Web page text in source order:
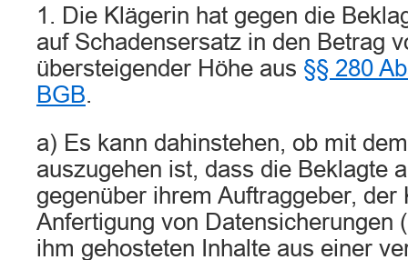
1. Die Klägerin hat gegen die
auf Schadensersatz in den Betrag
übersteigender Höhe aus §§ 280
BGB.
a) Es kann dahinstehen, ob mit
auszugehen ist, dass die Beklagte
gegenüber ihrem Auftraggeber, der
Anfertigung von Datensicherungen
ihm gehosteten Inhalte aus einer